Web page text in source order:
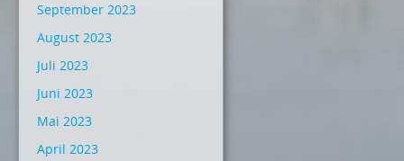
September 2023
August 2023
Juli 2023
Juni 2023
Mai 2023
April 2023